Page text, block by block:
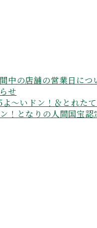
中の店舗の営業日につ
せ
よ～いドン！＆とれた
となりの人間国宝認